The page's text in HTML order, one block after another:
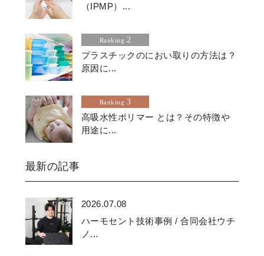
（IPMP）...
Ranking 2
プラスチックのにおい取りの方法は？
原因に...
Ranking 3
高吸水性ポリマー とは？その特徴や
用途に...
最新の記事
2026.07.08
ハーモセント技術事例 / 合同会社ウチ
ノ...